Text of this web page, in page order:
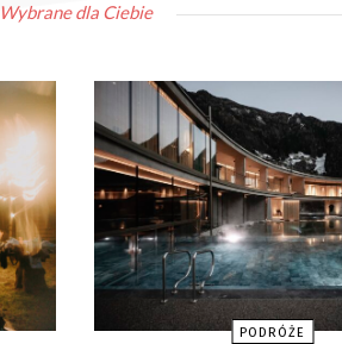
Wybrane dla Ciebie
PODRÓŻE